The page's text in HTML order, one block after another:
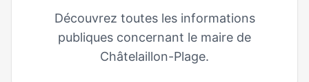
Découvrez toutes les informations
publiques concernant le maire de
Châtelaillon-Plage.